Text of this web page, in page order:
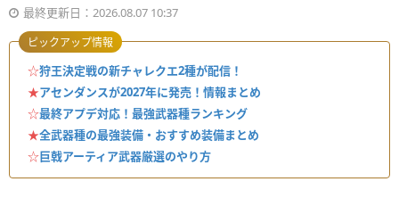
最終更新日：2026.08.07 10:37
☆狩王決定戦の新チャレクエ2種が配信！
★アセンダンスが2027年に発売！情報まとめ
☆最終アプデ対応！最強武器種ランキング
★全武器種の最強装備・おすすめ装備まとめ
☆巨戟アーティア武器厳選のやり方
ピックアップ情報